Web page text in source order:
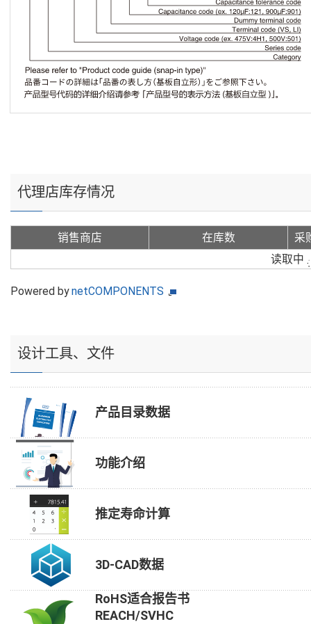
代理店库存情况
销售商店 在库数
采
读取中
Powered bynetCOMPONENTS
设计工具、文件
产品目录数据
功能介绍
推定寿命计算
3D-CAD数据
RoHS适合报告书
REACH/SVHC